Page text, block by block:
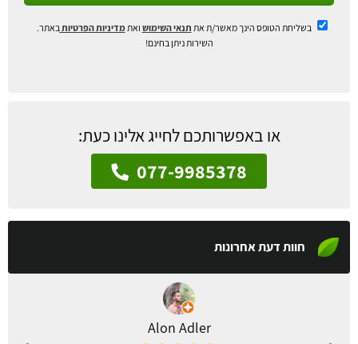
בשליחת הטופס הינך מאשר/ת את תנאי השימוש ואתמדיניות הפרטיותבאתר.
השירות ניתן בחינם!
או באפשרותכם לחייג אלינו כעת:
077-9985378
חוות דעת אחרונות
Alon Adler